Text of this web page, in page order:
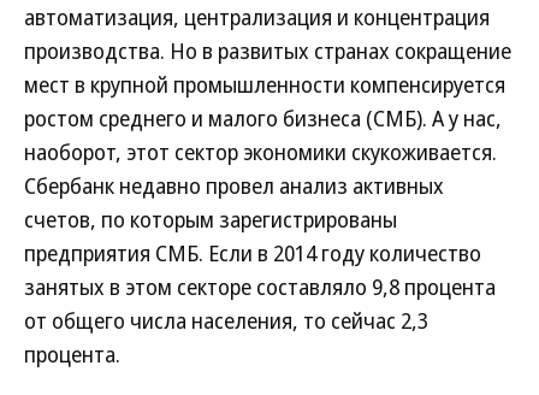
автоматизация, централизация и концентрация
производства. Но в развитых странах сокращение
мест в крупной промышленности компенсируется
ростом среднего и малого бизнеса (СМБ). А у нас,
наоборот, этот сектор экономики скукоживается.
Сбербанк недавно провел анализ активных
счетов, по которым зарегистрированы
предприятия СМБ. Если в 2014 году количество
занятых в этом секторе составляло 9,8 процента
от общего числа населения, то сейчас 2,3
процента.